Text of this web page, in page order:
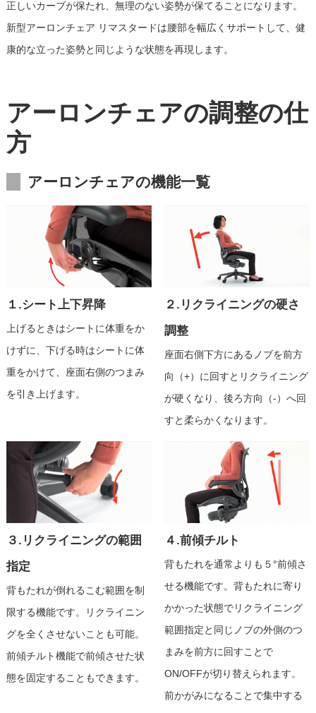
正しいカーブが保たれ、無理のない姿勢が保てることになります。
新型アーロンチェア リマスタードは腰部を幅広くサポートして、健
康的な立った姿勢と同じような状態を再現します。
アーロンチェアの調整の仕
方
アーロンチェアの機能一覧
１.シート上下昇降
上げるときはシートに体重をか
けずに、下げる時はシートに体
重をかけて、座面右側のつまみ
を引き上げます。
２.リクライニングの硬さ
調整
座面右側下方にあるノブを前方
向（+）に回すとリクライニング
が硬くなり、後ろ方向（-）へ回
すと柔らかくなります。
３.リクライニングの範囲
指定
背もたれが倒れるこむ範囲を制
限する機能です。リクライニン
グを全くさせないことも可能。
前傾チルト機能で前傾させた状
態を固定することもできます。
４.前傾チルト
背もたれを通常よりも５°前傾さ
せる機能です。背もたれに寄り
かかった状態でリクライニング
範囲指定と同じノブの外側のつ
まみを前方に回すことで
ON/OFFが切り替えられます。
前かがみになることで集中する